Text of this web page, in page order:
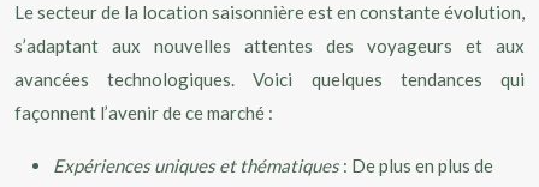
Le secteur de la location saisonnière est en constante évolution,
s’adaptant aux nouvelles attentes des voyageurs et aux
avancées technologiques. Voici quelques tendances qui
façonnent l’avenir de ce marché :
Expériences uniques et thématiques: De plus en plus de